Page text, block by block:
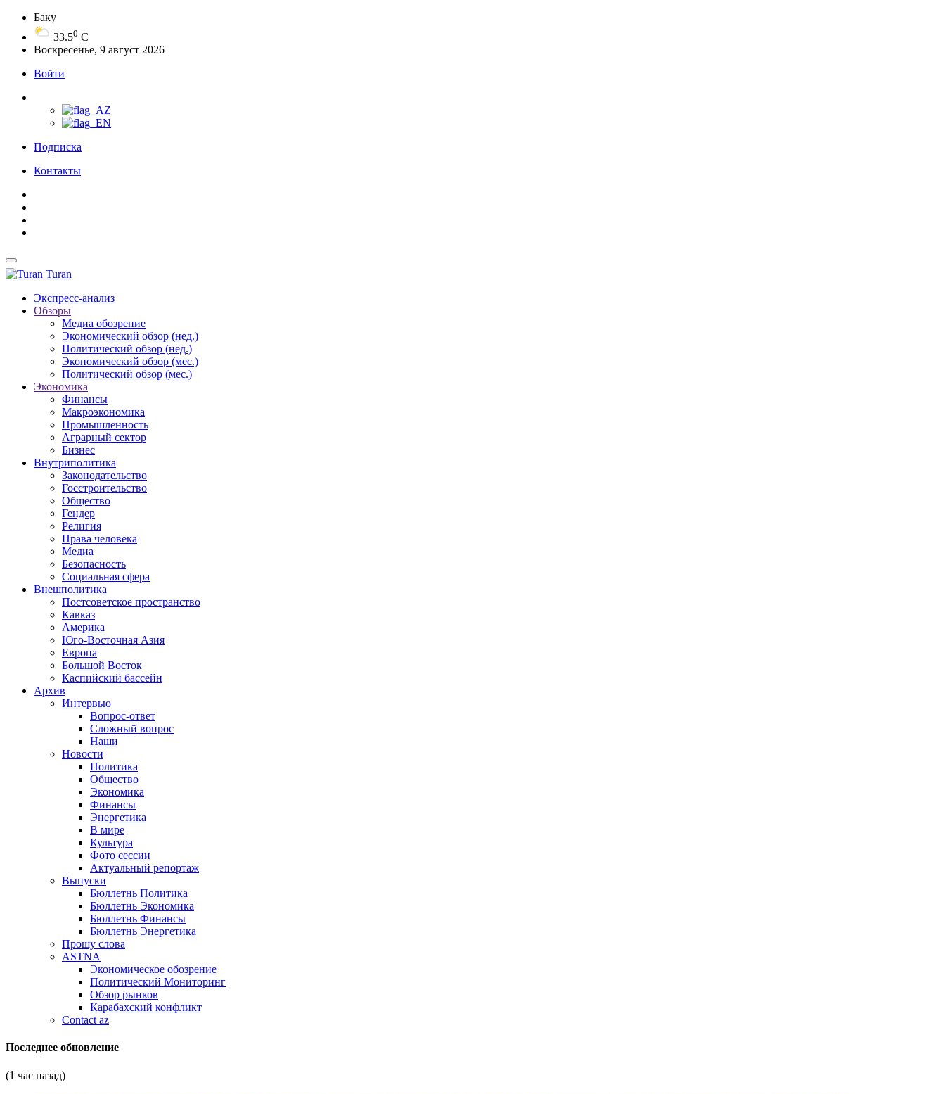
Баку
33.50 C
Воскресенье, 9 август 2026
Войти
Подписка
Контакты
Turan
Экспресс-анализ
Обзоры
Медиа обозрение
Экономический обзор (нед.)
Политический обзор (нед.)
Экономический обзор (мес.)
Политический обзор (мес.)
Экономика
Финансы
Макроэкономика
Промышленность
Аграрный сектор
Бизнес
Внутриполитика
Законодательство
Госстроительство
Общество
Гендер
Религия
Права человека
Медиа
Безопасность
Социальная сфера
Внешполитика
Постсоветское пространство
Кавказ
Америка
Юго-Восточная Азия
Европа
Большой Восток
Каспийский бассейн
Архив
Интервью
Вопрос-ответ
Сложный вопрос
Наши
Новости
Политика
Общество
Экономика
Финансы
Энергетика
В мире
Культура
Фото сессии
Актуальный репортаж
Выпуски
Бюллетнь Политика
Бюллетнь Экономика
Бюллетнь Финансы
Бюллетнь Энергетика
Прошу слова
ASTNA
Экономическое обозрение
Политический Мониторинг
Обзор рынков
Карабахский конфликт
Contact az
Последнее обновление
(1 час назад)